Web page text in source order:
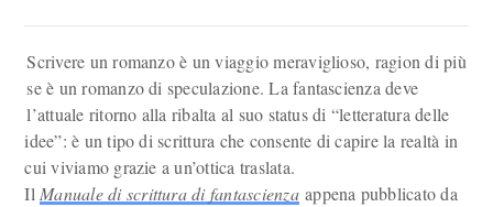
Scrivere un romanzo è un viaggio meraviglioso, ragion di più
se è un romanzo di speculazione. La fantascienza deve
l’attuale ritorno alla ribalta al suo status di “letteratura delle
idee”: è un tipo di scrittura che consente di capire la realtà in
cui viviamo grazie a un’ottica traslata.
Il Manuale di scrittura di fantascienzaappena pubblicato da